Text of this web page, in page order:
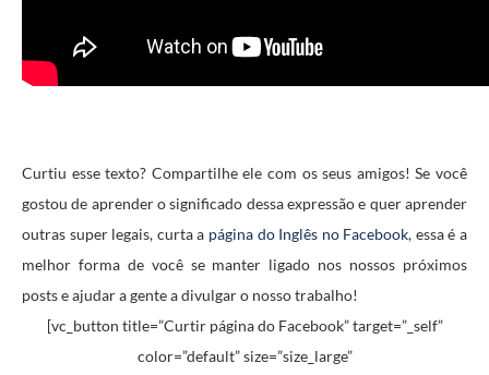
Curtiu esse texto? Compartilhe ele com os seus amigos! Se você
gostou de aprender o significado dessa expressão e quer aprender
outras super legais, curta a página do Inglês no Facebook, essa é a
melhor forma de você se manter ligado nos nossos próximos
posts e ajudar a gente a divulgar o nosso trabalho!
[vc_button title=”Curtir página do Facebook” target=”_self”
color=”default” size=”size_large”